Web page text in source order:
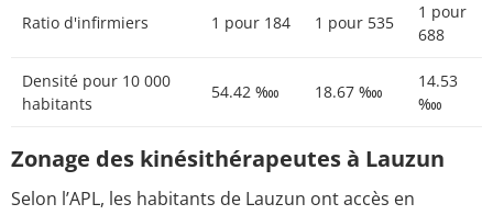
Ratio d'infirmiers 1 pour 184 1 pour 535
1 pour
688
Densité pour 10 000
habitants
54.42 ‱ 18.67 ‱
14.53
‱
Zonage des kinésithérapeutes à Lauzun
Selon l’APL, les habitants de Lauzun ont accès en